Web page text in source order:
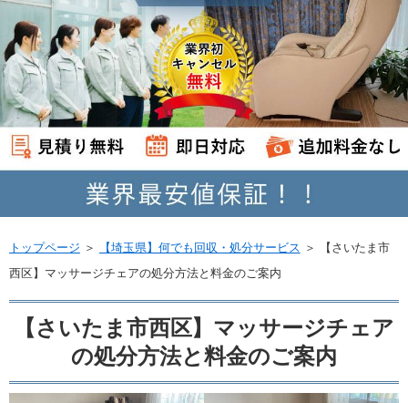
トップページ ＞ 【埼玉県】何でも回収・処分サービス ＞
【さいたま市
西区】マッサージチェアの処分方法と料金のご案内
【さいたま市西区】マッサージチェア
の処分方法と料金のご案内